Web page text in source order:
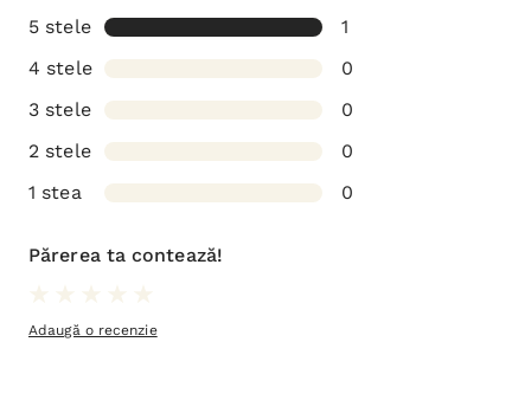
5 stele
1
4 stele
0
3 stele
0
2 stele
0
1 stea
0
Părerea ta contează!
Adaugă o recenzie